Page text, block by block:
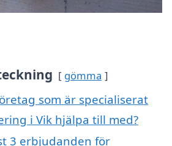
gömma
som är specialiserat
i Vik hjälpa till med?
3 erbjudanden för